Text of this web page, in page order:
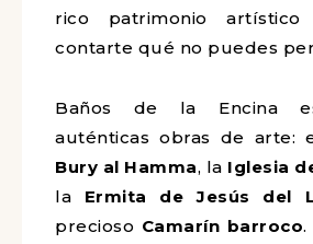
rico patrimonio
contarte qué no puedes
Baños de la Encina
auténticas obras de arte:
Bury al Hamma, la Iglesia
la Ermita de Jesús del
precioso Camarín barroco.